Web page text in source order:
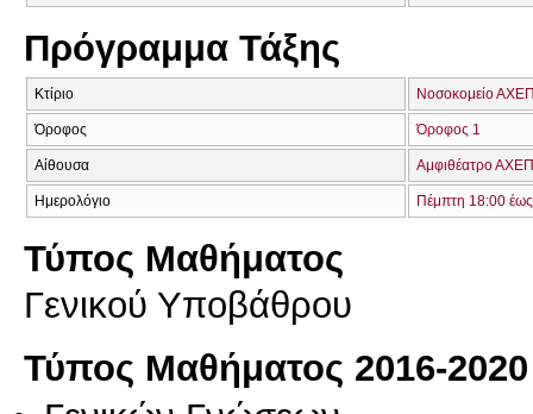
Πρόγραμμα Τάξης
Κτίριο Νοσοκομείο
Όροφος Όροφος 1
Αίθουσα Aμφιθέατρο
Ημερολόγιο Πέμπτη 18:00
Τύπος Μαθήματος
Γενικού Υποβάθρου
Τύπος Μαθήματος 2016-2020